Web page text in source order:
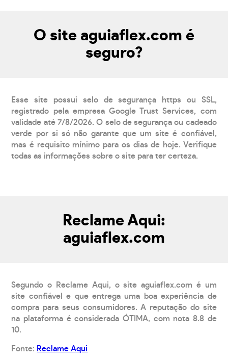
O site aguiaflex.com é
seguro?
Esse site possui selo de segurança https ou SSL,
registrado pela empresa Google Trust Services, com
validade até 7/8/2026. O selo de segurança ou cadeado
verde por si só não garante que um site é confiável,
mas é requisito mínimo para os dias de hoje. Verifique
todas as informações sobre o site para ter certeza.
Reclame Aqui:
aguiaflex.com
Segundo o Reclame Aqui, o site aguiaflex.com é um
site confiável e que entrega uma boa experiência de
compra para seus consumidores. A reputação do site
na plataforma é considerada ÓTIMA, com nota 8.8 de
10.
Fonte: Reclame Aqui